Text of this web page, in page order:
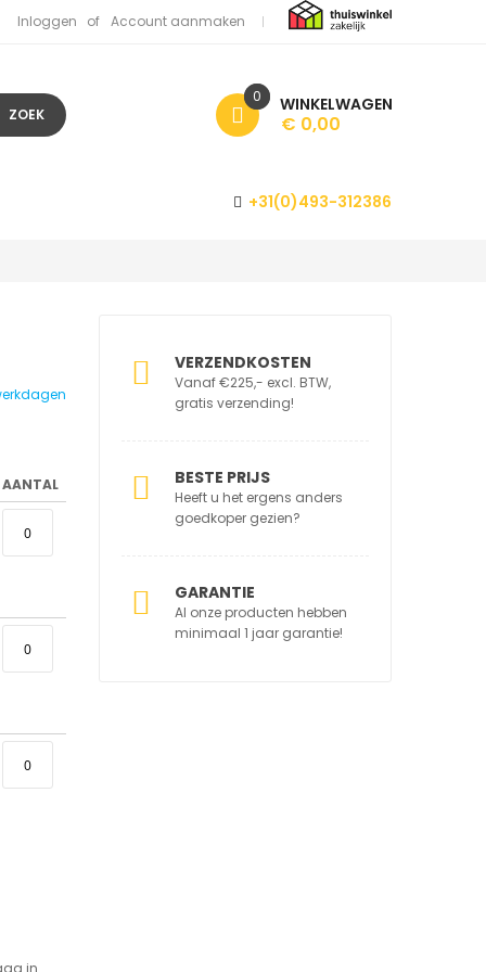
Inloggen Account aanmaken
ZOEK WINKELWAGEN
0
€ 0,00
+31(0)493-312386
AANTAL
in
VERZENDKOSTEN
Vanaf €225,- excl. BTW,
gratis verzending!
BESTE PRIJS
Heeft u het ergens anders
goedkoper gezien?
GARANTIE
Al onze producten hebben
minimaal 1 jaar garantie!